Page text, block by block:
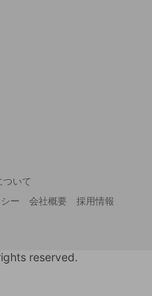
ついて
ー 会社概要
採用情報
reserved.